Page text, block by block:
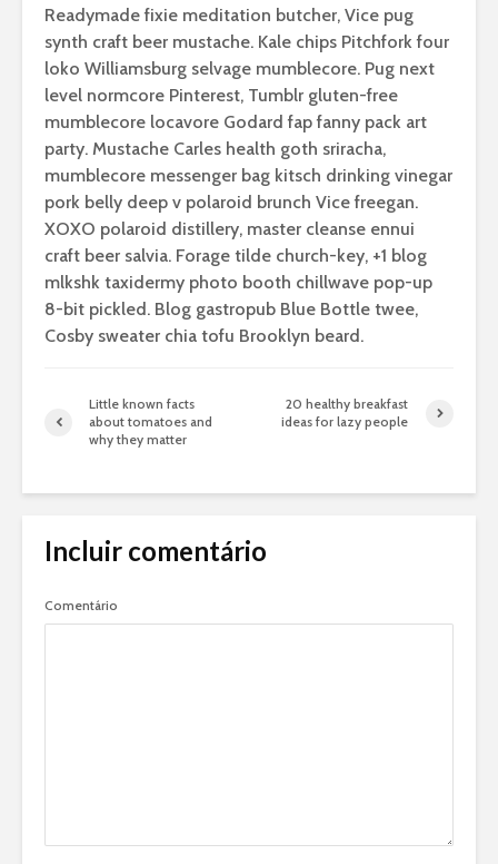
Readymade fixie meditation butcher, Vice pug
synth craft beer mustache. Kale chips Pitchfork four
loko Williamsburg selvage mumblecore. Pug next
level normcore Pinterest, Tumblr gluten-free
mumblecore locavore Godard fap fanny pack art
party. Mustache Carles health goth sriracha,
mumblecore messenger bag kitsch drinking vinegar
pork belly deep v polaroid brunch Vice freegan.
XOXO polaroid distillery, master cleanse ennui
craft beer salvia. Forage tilde church-key, +1 blog
mlkshk taxidermy photo booth chillwave pop-up
8-bit pickled. Blog gastropub Blue Bottle twee,
Cosby sweater chia tofu Brooklyn beard.
Little known facts
about tomatoes and
why they matter
20 healthy breakfast
ideas for lazy people
Incluir comentário
Comentário